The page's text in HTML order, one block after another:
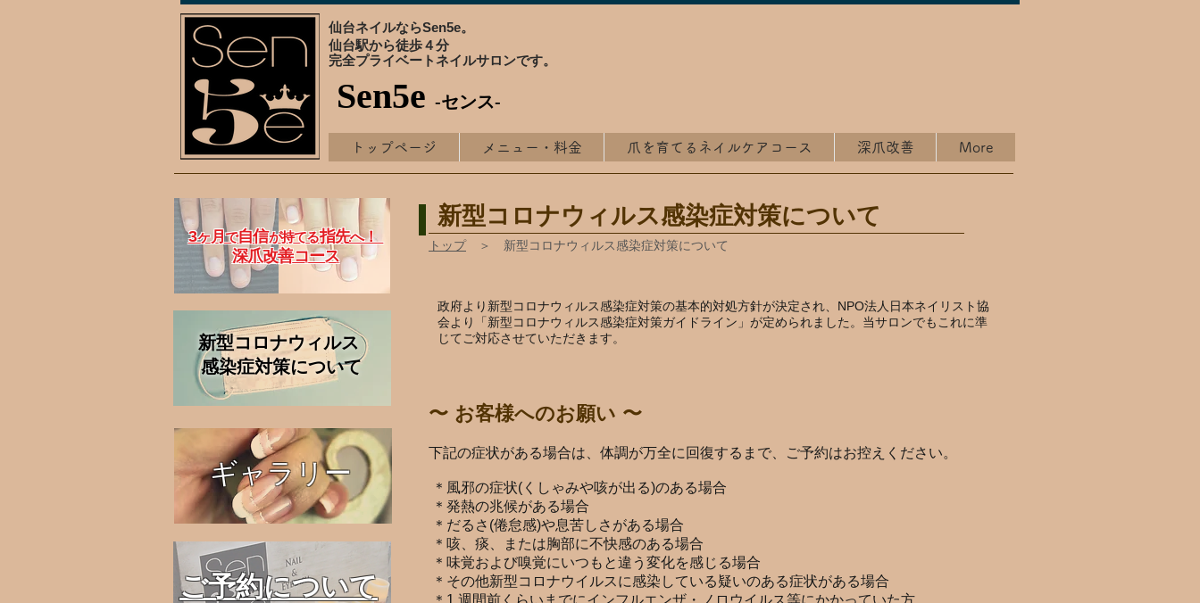
仙台ネイルならSen5e。
仙台駅から徒歩４分
完全プライベートネイルサロンです。
Sen5e -センス-
トップページ メニュー・料金 爪を育てるネイルケアコース 深爪改善 More
新型コロナウィルス感染症対策について
トップ＞ 新型コロナウィルス感染症対策について
政府より新型コロナウィルス感染症対策の基本的対処方針が決定され、NPO法人日本ネイリスト協
会より「新型コロナウィルス感染症対策ガイドライン」が定められました。当サロンでもこれに準
じてご対応させていただきます。
〜 お客様へのお願い 〜
下記の症状がある場合は、体調が万全に回復するまで、ご予約はお控えください。
＊風邪の症状(くしゃみや咳が出る)のある場合
＊発熱の兆候がある場合
＊だるさ(倦怠感)や息苦しさがある場合
＊咳、痰、または胸部に不快感のある場合
＊味覚および嗅覚にいつもと違う変化を感じる場合
＊その他新型コロナウイルスに感染している疑いのある症状がある場合
＊1 週間前くらいまでにインフルエンザ・ノロウイルス等にかかっていた方
ギャラリー
ご予約について
3ヶ月で自信が持てる指先へ！
深爪改善コース
新型コロナウィルス
感染症対策について